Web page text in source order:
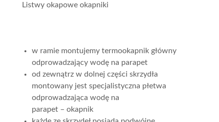
Listwy okapowe okapniki
w ramie montujemy termookapnik główny
odprowadzający wodę na parapet
od zewnątrz w dolnej części skrzydła
montowany jest specjalistyczna płetwa
odprowadzająca wodę na
parapet – okapnik